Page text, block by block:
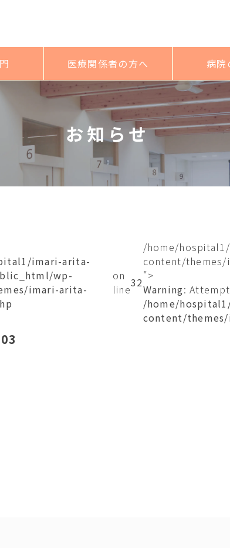
医療関係者の方へ 病院
お知らせ
imari-arita-
wp-
imari-arita-
on
line32
/home/
content/
">
Warning:
/home/
content/